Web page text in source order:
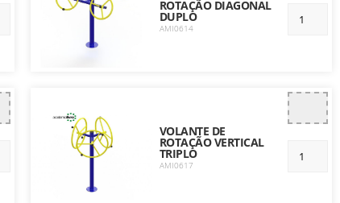
ROTAÇÃO DIAGONAL
DUPLO
AMI0614
VOLANTE DE
ROTAÇÃO VERTICAL
TRIPLO
AMI0617